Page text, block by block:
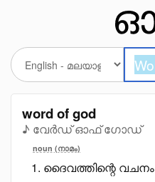
word of god
♪ വേർഡ് ഓഫ് ഗോഡ്
noun (നാമം)
ദൈവത്തിന്റെ വചനം